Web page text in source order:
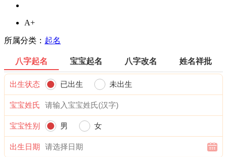
A+
所属分类： 起名
八字起名 宝宝起名 八字改名 姓名祥批
出生状态 已出生 未出生
宝宝姓氏
宝宝性别 男 女
出生日期